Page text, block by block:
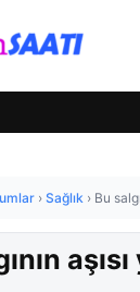
› Sağlık › Bu